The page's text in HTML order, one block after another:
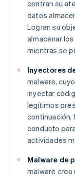
centran su
datos
Logran su
almacenar
mientras se
Inyectores
malware,
inyectar
legítimos
continuación,
conducto
actividades
Malware de
malware